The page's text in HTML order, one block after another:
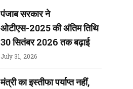
पंजाब सरकार ने
ओटीएस-2025 की अंतिम तिथि
30 सितंबर 2026 तक बढ़ाई
July 31, 2026
मंत्री का इस्तीफा पर्याप्त नहीं,